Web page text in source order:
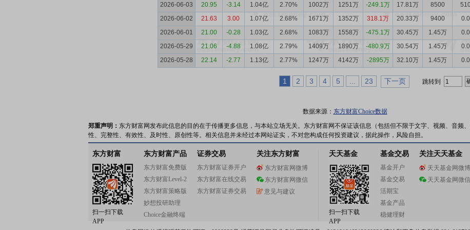
2026-06-03
20.95 -3.14 1.04亿 2.70% 1002万 1251万 -249.1万 17.81万 8500
2026-06-02
21.63 3.00 1.07亿 2.68% 1671万 1352万 318.1万 20.33万 9400
2026-06-01
21.00 -0.28 1.03亿 2.68% 1083万 1558万 -475.1万 30.45万 1.45万
2026-05-29
21.06 -4.88 1.08亿 2.79% 1409万 1890万 -480.9万 30.54万 1.45万
2026-05-28
22.14 -2.77 1.13亿 2.77% 1247万 4142万 -2895万 32.10万 1.45万
1 2 3 4 5 23 下一页 跳转到
数据来源： 东方财富Choice数据
郑重声明： 东方财富网发布此信息的目的在于传播更多信息，与本站立场无关。东方财富网不保证该信息（包括但不限于文字、视频、音频
性、完整性、有效性、及时性、原创性等。相关信息并未经过本网站证实，不对您构成任何投资建议，据此操作，风险自担。
东方财富
扫一扫下载
APP
东方财富产品
东方财富免费版
东方财富Level-2
东方财富策略版
妙想投研助理
Choice金融终端
证券交易
东方财富证券开户
东方财富在线交易
东方财富证券交易
关注东方财富
东方财富网微博
东方财富网微信
意见与建议
天天基金
扫一扫下载
APP
基金交易
基金开户
基金交易
活期宝
基金产品
稳健理财
关注天天基金
天天基金网微博
天天基金网微信